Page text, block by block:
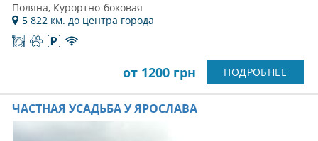
Поляна, Курортно-боковая
5 822 км. до центра города
от 1200 грн ПОДРОБНЕЕ
ЧАСТНАЯ УСАДЬБА У ЯРОСЛАВА